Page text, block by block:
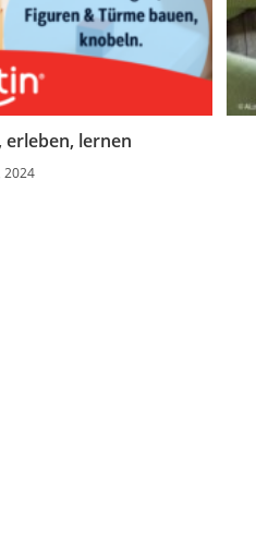
erleben, lernen
2024